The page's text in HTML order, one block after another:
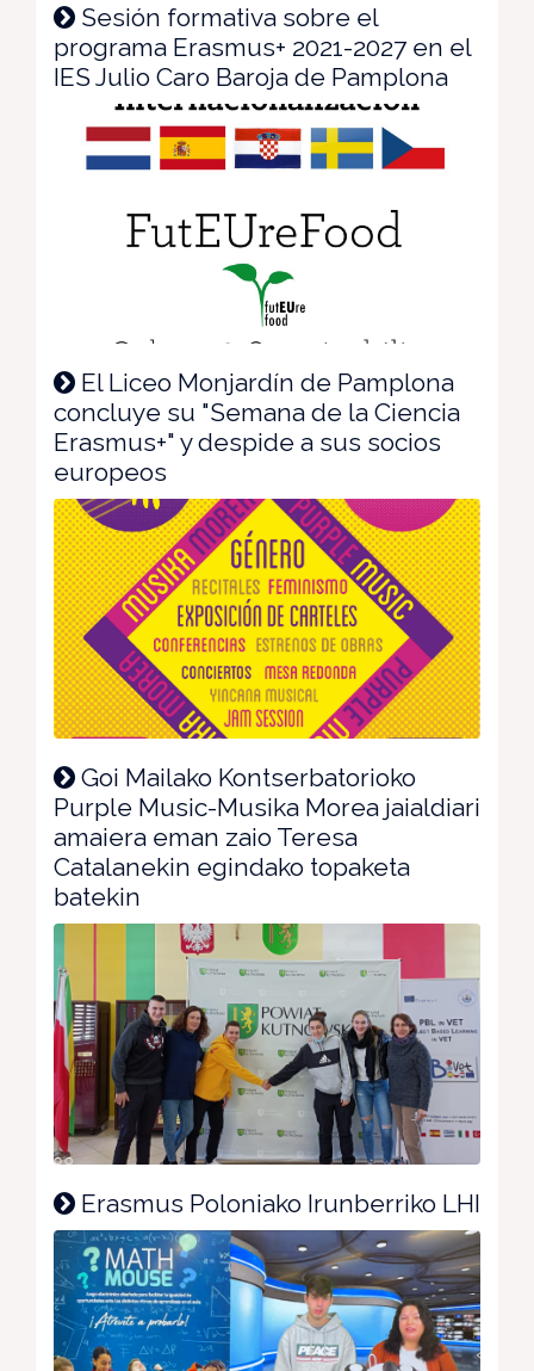
Sesión formativa sobre el
programa Erasmus+ 2021-2027 en el
IES Julio Caro Baroja de Pamplona
El Liceo Monjardín de Pamplona
concluye su "Semana de la Ciencia
Erasmus+" y despide a sus socios
europeos
Goi Mailako Kontserbatorioko
Purple Music-Musika Morea jaialdiari
amaiera eman zaio Teresa
Catalanekin egindako topaketa
batekin
Erasmus Poloniako Irunberriko LHI